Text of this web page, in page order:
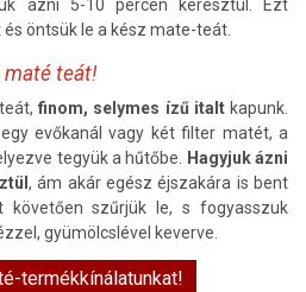
ázni 5-10 percen keresztül. Ezt
öntsük le a kész mate-teát.
maté teát!
finom, selymes ízű italt kapunk.
evőkanál vagy két filter matét, a
tegyük a hűtőbe. Hagyjuk ázni
, ám akár egész éjszakára is bent
követően szűrjük le, s fogyasszuk
gyümölcslével keverve.
termékkínálatunkat!